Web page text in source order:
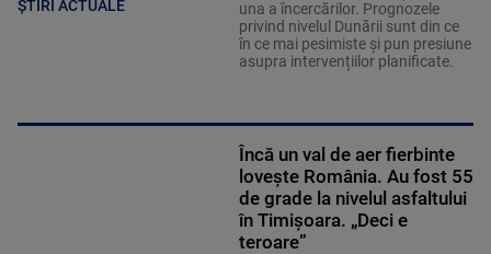
ȘTIRI ACTUALE
una a încercărilor. Prognozele
privind nivelul Dunării sunt din ce
în ce mai pesimiste și pun presiune
asupra intervențiilor planificate.
Încă un val de aer fierbinte
lovește România. Au fost 55
de grade la nivelul asfaltului
în Timișoara. „Deci e
teroare”